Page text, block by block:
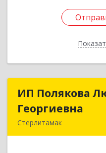
ИП Полякова
Георгиевна
Стерлитамак
ИП